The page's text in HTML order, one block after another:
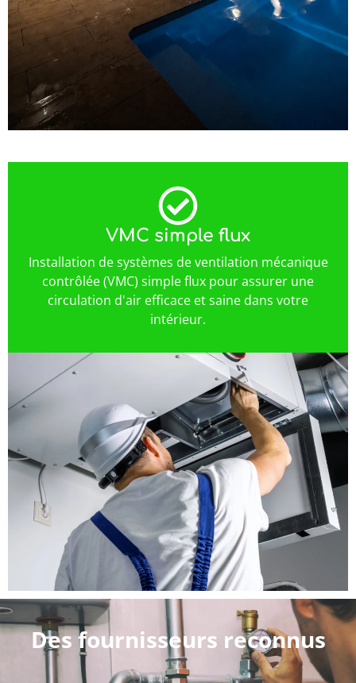
VMC simple flux
Installation de systèmes de ventilation mécanique
contrôlée (VMC) simple flux pour assurer une
circulation d'air efficace et saine dans votre
intérieur.
Des fournisseurs reconnus